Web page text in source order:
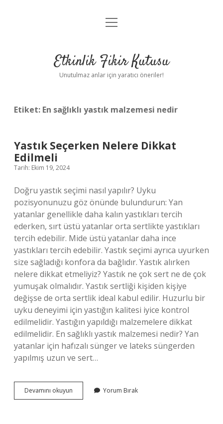
Anasayfa
Yasal Uyarı
menüyü
Etkinlik Fikir Kutusu
Unutulmaz anlar için yaratıcı öneriler!
Etiket: En sağlıklı yastık malzemesi nedir
Yastık Seçerken Nelere Dikkat
Edilmeli
Tarih: Ekim 19, 2024
Doğru yastık seçimi nasıl yapılır? Uyku
pozisyonunuzu göz önünde bulundurun: Yan
yatanlar genellikle daha kalın yastıkları tercih
ederken, sırt üstü yatanlar orta sertlikte yastıkları
tercih edebilir. Mide üstü yatanlar daha ince
yastıkları tercih edebilir. Yastık seçimi ayrıca uyurken
size sağladığı konfora da bağlıdır. Yastık alırken
nelere dikkat etmeliyiz? Yastık ne çok sert ne de çok
yumuşak olmalıdır. Yastık sertliği kişiden kişiye
değişse de orta sertlik ideal kabul edilir. Huzurlu bir
uyku deneyimi için yastığın kalitesi iyice kontrol
edilmelidir. Yastığın yapıldığı malzemelere dikkat
edilmelidir. En sağlıklı yastık malzemesi nedir? Yan
yatanlar için hafızalı sünger ve lateks süngerden
yapılmış uzun ve sert…
Devamını okuyun
Seçerken
Yorum Bırak